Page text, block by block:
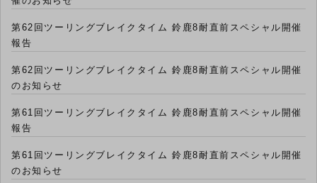
第62回ツーリングブレイクタイム 鈴鹿8耐直前スペシャル開催
報告
第62回ツーリングブレイクタイム 鈴鹿8耐直前スペシャル開催
のお知らせ
第61回ツーリングブレイクタイム 鈴鹿8耐直前スペシャル開催
報告
第61回ツーリングブレイクタイム 鈴鹿8耐直前スペシャル開催
のお知らせ